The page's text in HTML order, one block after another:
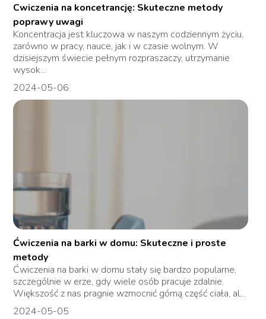
Cwiczenia na koncetrancję: Skuteczne metody
poprawy uwagi
Koncentracja jest kluczowa w naszym codziennym życiu,
zarówno w pracy, nauce, jak i w czasie wolnym. W
dzisiejszym świecie pełnym rozpraszaczy, utrzymanie
wysok...
2024-05-06
Ćwiczenia na barki w domu: Skuteczne i proste
metody
Ćwiczenia na barki w domu stały się bardzo popularne,
szczególnie w erze, gdy wiele osób pracuje zdalnie.
Większość z nas pragnie wzmocnić górną część ciała, al...
2024-05-05